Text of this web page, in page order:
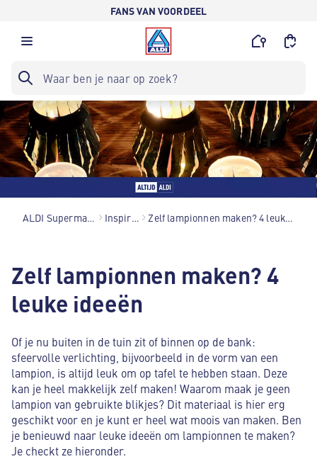
FANS VAN VOORDEEL
ALDI Supermarkten Inspiratie Zelf lampionnen maken? 4 leuke ideeën
Zelf lampionnen maken? 4
leuke ideeën
Of je nu buiten in de tuin zit of binnen op de bank:
sfeervolle verlichting, bijvoorbeeld in de vorm van een
lampion, is altijd leuk om op tafel te hebben staan. Deze
kan je heel makkelijk zelf maken! Waarom maak je geen
lampion van gebruikte blikjes? Dit materiaal is hier erg
geschikt voor en je kunt er heel wat moois van maken. Ben
je benieuwd naar leuke ideeën om lampionnen te maken?
Je checkt ze hieronder.